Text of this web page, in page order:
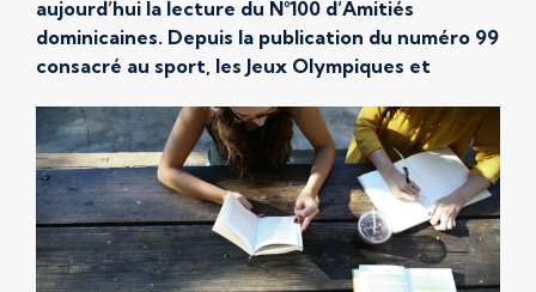
aujourd’hui la lecture du N°100 d’Amitiés
dominicaines. Depuis la publication du numéro 99
consacré au sport, les Jeux Olympiques et
désormais le moment de s’engager dans un
nouveau temps, celui d’une nouvelle […]